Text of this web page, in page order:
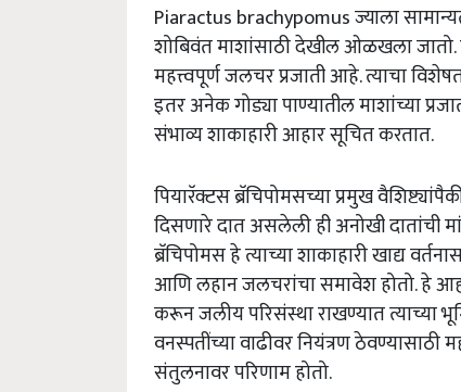
Piaractus brachypomus ज्याला
शोबिवंत माशांसाठी देखील ओळखला जातो.
महत्त्वपूर्ण जलचर प्रजाती आहे. त्याचा
इतर अनेक गोड्या पाण्यातील माशांच्या
संभाव्य शाकाहारी आहार सूचित करतात.
पियारॅक्टस ब्रॅचिपोमसच्या प्रमुख
दिसणारे दात असलेली ही अनोखी दातांची
ब्रॅचिपोमस हे त्याच्या शाकाहारी खाद्य
आणि लहान जलचरांचा समावेश होतो. हे
करून जलीय परिसंस्था राखण्यात त्याच्या
वनस्पतींच्या वाढीवर नियंत्रण
संतुलनावर परिणाम होतो.